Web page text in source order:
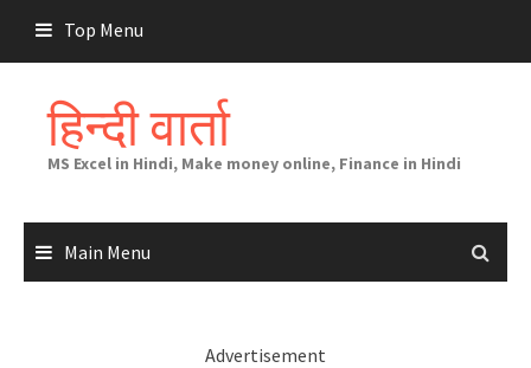
content
Top Menu
हिन्दी वार्ता
MS Excel in Hindi, Make money online, Finance in Hindi
Main Menu
Advertisement